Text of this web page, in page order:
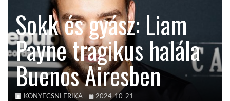
KÖZEL-KELET
AUSZTRÁLIA
A VILÁG ITTHON
Sokk és gyász: Liam
Payne tragikus halála
Buenos Airesben
KONYECSNI ERIKA 2024-10-21